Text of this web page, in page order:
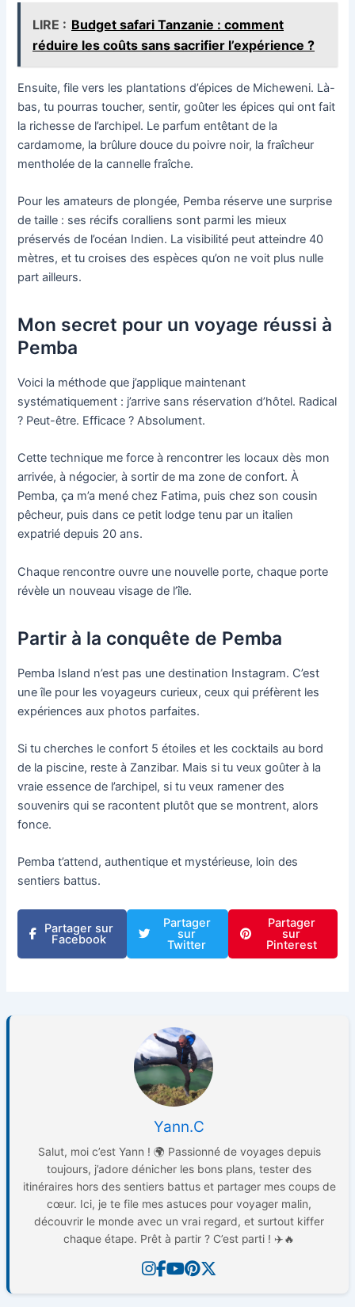
LIRE : Budget safari Tanzanie : comment
réduire les coûts sans sacrifier l’expérience ?
Ensuite, file vers les plantations d’épices de Micheweni. Là-
bas, tu pourras toucher, sentir, goûter les épices qui ont fait
la richesse de l’archipel. Le parfum entêtant de la
cardamome, la brûlure douce du poivre noir, la fraîcheur
mentholée de la cannelle fraîche.
Pour les amateurs de plongée, Pemba réserve une surprise
de taille : ses récifs coralliens sont parmi les mieux
préservés de l’océan Indien. La visibilité peut atteindre 40
mètres, et tu croises des espèces qu’on ne voit plus nulle
part ailleurs.
Mon secret pour un voyage réussi à
Pemba
Voici la méthode que j’applique maintenant
systématiquement : j’arrive sans réservation d’hôtel. Radical
? Peut-être. Efficace ? Absolument.
Cette technique me force à rencontrer les locaux dès mon
arrivée, à négocier, à sortir de ma zone de confort. À
Pemba, ça m’a mené chez Fatima, puis chez son cousin
pêcheur, puis dans ce petit lodge tenu par un italien
expatrié depuis 20 ans.
Chaque rencontre ouvre une nouvelle porte, chaque porte
révèle un nouveau visage de l’île.
Partir à la conquête de Pemba
Pemba Island n’est pas une destination Instagram. C’est
une île pour les voyageurs curieux, ceux qui préfèrent les
expériences aux photos parfaites.
Si tu cherches le confort 5 étoiles et les cocktails au bord
de la piscine, reste à Zanzibar. Mais si tu veux goûter à la
vraie essence de l’archipel, si tu veux ramener des
souvenirs qui se racontent plutôt que se montrent, alors
fonce.
Pemba t’attend, authentique et mystérieuse, loin des
sentiers battus.
Partager sur
Facebook
Partager
sur
Twitter
Partager
sur
Pinterest
Yann.C
Salut, moi c’est Yann ! 🌍 Passionné de voyages depuis
toujours, j’adore dénicher les bons plans, tester des
itinéraires hors des sentiers battus et partager mes coups de
cœur. Ici, je te file mes astuces pour voyager malin,
découvrir le monde avec un vrai regard, et surtout kiffer
chaque étape. Prêt à partir ? C’est parti ! ✈️🔥